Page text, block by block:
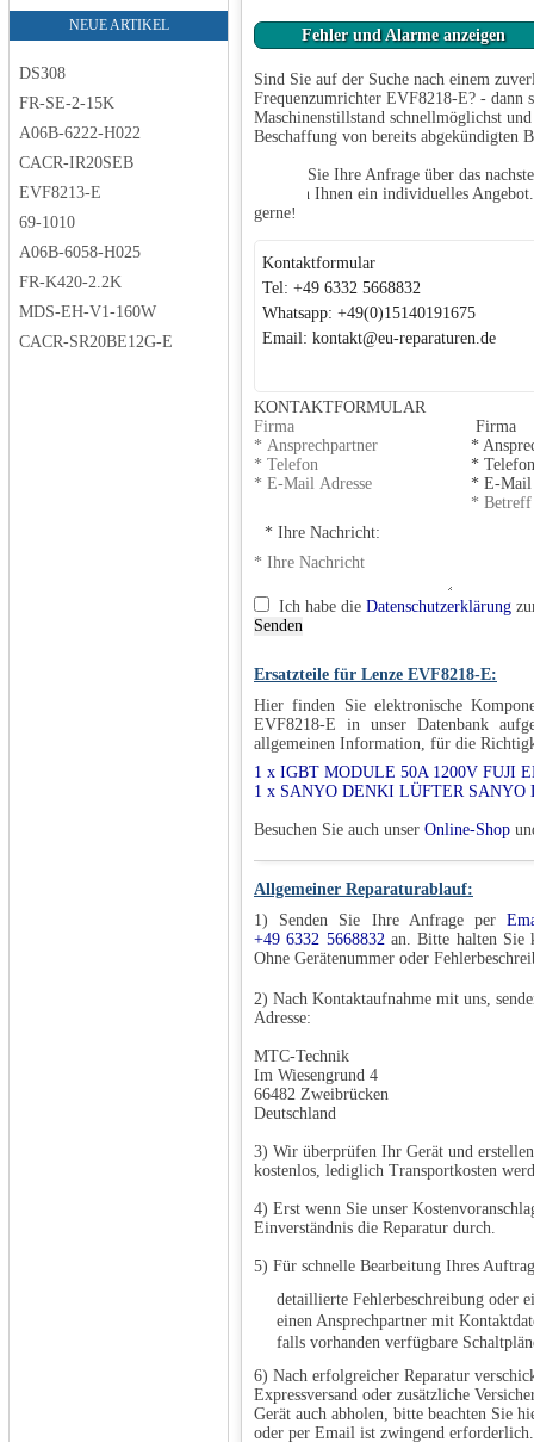
NEUE ARTIKEL
DS308
FR-SE-2-15K
A06B-6222-H022
CACR-IR20SEB
EVF8213-E
69-1010
A06B-6058-H025
FR-K420-2.2K
MDS-EH-V1-160W
CACR-SR20BE12G-E
Fehler und Alarme anzeigen
Sind Sie auf der Suche nach einem
Frequenzumrichter EVF8218-E? - dann
Maschinenstillstand schnellmöglichst
Beschaffung von bereits abgekündigten
Senden Sie Ihre Anfrage über das
erstellen Ihnen ein individuelles
gerne!
Kontaktformular
Tel: +49 6332 5668832
Whatsapp: +49(0)15140191675
Email: kontakt@eu-reparaturen.de
KONTAKTFORMULAR
Firma
*
* Telefon
* E-Mail
* Ihre Nachricht:
Ich habe die Datenschutzerklärung
Senden
Ersatzteile für Lenze EVF8218-E:
Hier finden Sie elektronische
EVF8218-E in unser Datenbank
allgemeinen Information, für die
1 x IGBT MODULE 50A 1200V FUJI
1 x SANYO DENKI LÜFTER SANYO
Besuchen Sie auch unser Online-Shop
Allgemeiner Reparaturablauf:
1) Senden Sie Ihre Anfrage per
+49 6332 5668832an. Bitte halten Sie
Ohne Gerätenummer oder
2) Nach Kontaktaufnahme mit uns,
Adresse:
MTC-Technik
Im Wiesengrund 4
66482 Zweibrücken
Deutschland
3) Wir überprüfen Ihr Gerät und
kostenlos, lediglich Transportkosten
4) Erst wenn Sie unser
Einverständnis die Reparatur durch.
5) Für schnelle Bearbeitung Ihres
detaillierte Fehlerbeschreibung oder
einen Ansprechpartner mit
falls vorhanden verfügbare
6) Nach erfolgreicher Reparatur
Expressversand oder zusätzliche
Gerät auch abholen, bitte beachten Sie
oder per Email ist zwingend erforderlich.